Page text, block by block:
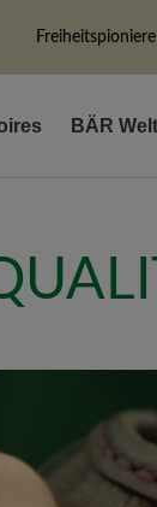
Freiheitspioniere
BÄR Welt